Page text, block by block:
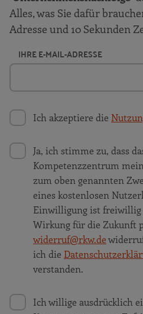
Alles, was Sie dafür
Adresse und 10 Sekunden
IHRE E-MAIL-ADRESSE
Ich akzeptiere die
Ja, ich stimme zu, dass
Kompetenzzentrum
zum oben genannten
eines kostenlosen
Einwilligung ist
Wirkung für die Zukunft
widerruf@rkw.de
ich die
verstanden.
Ich willige ausdrücklich